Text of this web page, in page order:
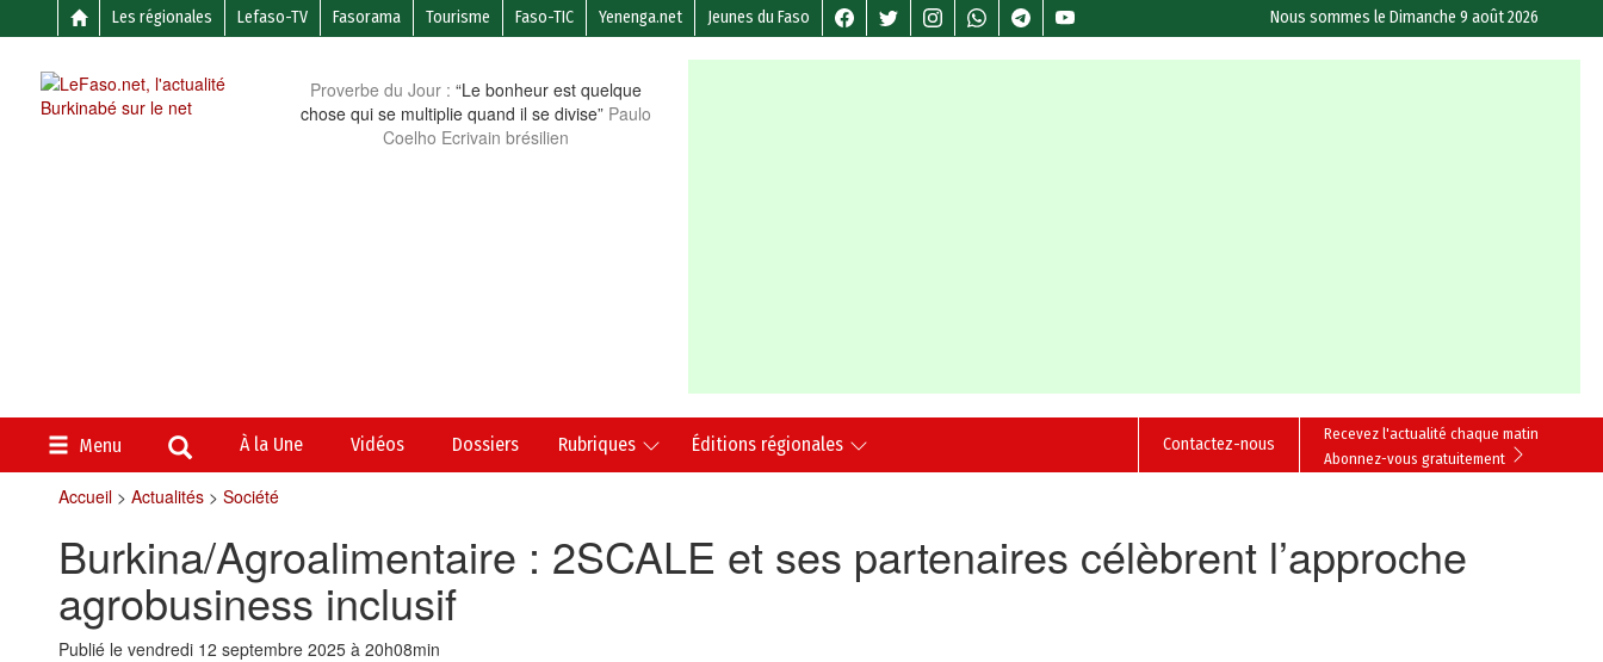
Les régionales Lefaso-TV Fasorama Tourisme Faso-TIC Yenenga.net Jeunes du Faso Nous sommes leDimanche 9 août 2026
Proverbe du Jour : “Le bonheur est quelque
chose qui se multiplie quand il se divise” Paulo
Coelho Ecrivain brésilien
Menu À la Une Vidéos Dossiers Rubriques Éditions régionales
Recevez l'actualité chaque matin
Abonnez-vous gratuitement
Contactez-nous
Accueil> Actualités> Société
Burkina/Agroalimentaire : 2SCALE et ses partenaires célèbrent l’approche
agrobusiness inclusif
Publié le vendredi 12 septembre 2025 à 20h08min